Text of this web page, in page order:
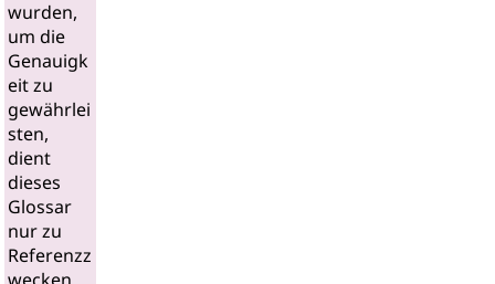
wurden,
um die
Genauigk
eit zu
gewährlei
sten,
dient
dieses
Glossar
nur zu
Referenzz